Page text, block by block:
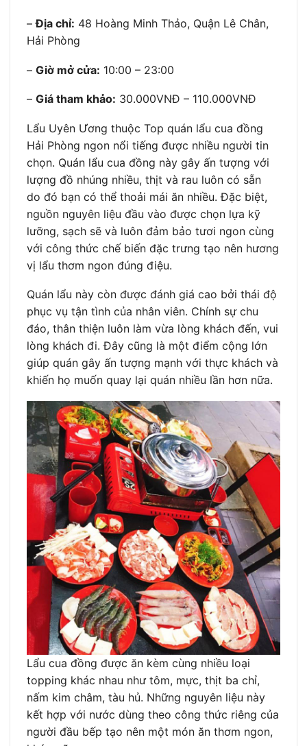
–Địa chỉ: 48 Hoàng Minh Thảo, Quận Lê Chân,
Hải Phòng
– Giờ mở cửa: 10:00 – 23:00
– Giá tham khảo: 30.000VNĐ – 110.000VNĐ
Lẩu Uyên Ương thuộc Top quán lẩu cua đồng
Hải Phòng ngon nổi tiếng được nhiều người tin
chọn. Quán lẩu cua đồng này gây ấn tượng với
lượng đồ nhúng nhiều, thịt và rau luôn có sẵn
do đó bạn có thể thoải mái ăn nhiều. Đặc biệt,
nguồn nguyên liệu đầu vào được chọn lựa kỹ
lưỡng, sạch sẽ và luôn đảm bảo tươi ngon cùng
với công thức chế biến đặc trưng tạo nên hương
vị lẩu thơm ngon đúng điệu.
Quán lẩu này còn được đánh giá cao bởi thái độ
phục vụ tận tình của nhân viên. Chính sự chu
đáo, thân thiện luôn làm vừa lòng khách đến, vui
lòng khách đi. Đây cũng là một điểm cộng lớn
giúp quán gây ấn tượng mạnh với thực khách và
khiến họ muốn quay lại quán nhiều lần hơn nữa.
Lẩu cua đồng được ăn kèm cùng nhiều loại
topping khác nhau như tôm, mực, thịt ba chỉ,
nấm kim châm, tàu hủ. Những nguyên liệu này
kết hợp với nước dùng theo công thức riêng của
người đầu bếp tạo nên một món ăn thơm ngon,